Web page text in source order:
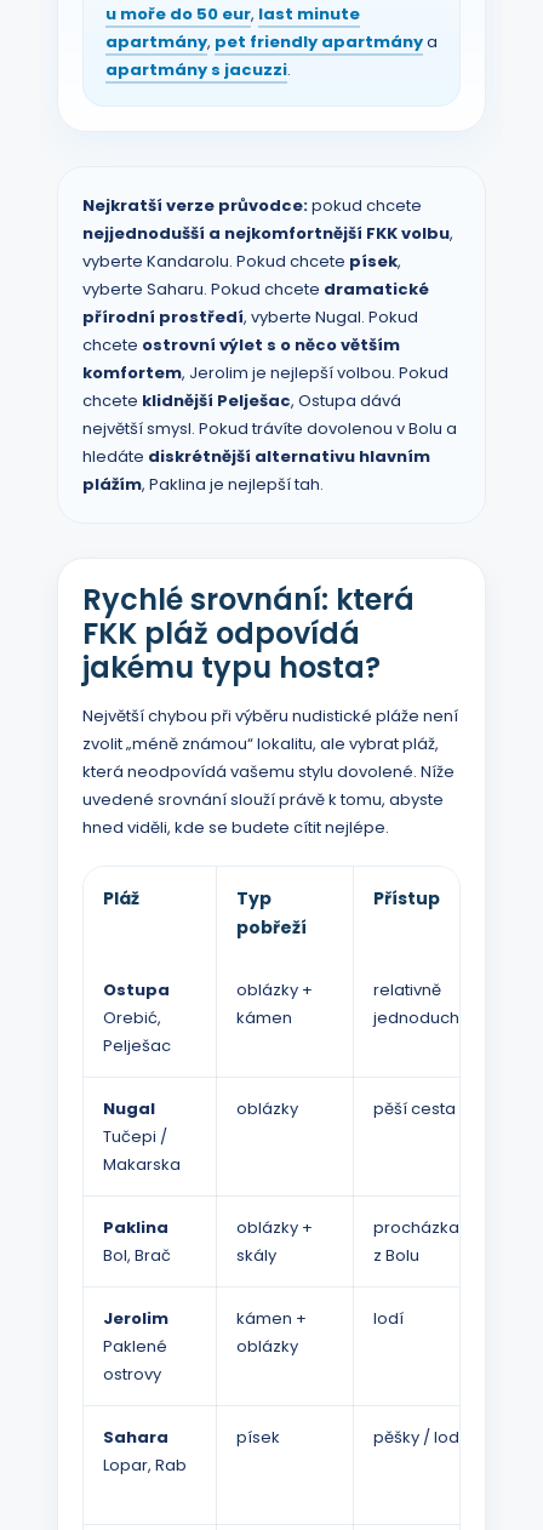
u moře do 50 eur, last minute
apartmány, pet friendly apartmánya
apartmány s jacuzzi.
Nejkratší verze průvodce:pokud chcete
nejjednodušší a nejkomfortnější FKK volbu,
vyberte Kandarolu. Pokud chcete písek,
vyberte Saharu. Pokud chcete dramatické
přírodní prostředí, vyberte Nugal. Pokud
chcete ostrovní výlet s o něco větším
komfortem, Jerolim je nejlepší volbou. Pokud
chcete klidnější Pelješac, Ostupa dává
největší smysl. Pokud trávíte dovolenou v Bolu a
hledáte diskrétnější alternativu hlavním
plážím, Paklina je nejlepší tah.
Rychlé srovnání: která
FKK pláž odpovídá
jakému typu hosta?
Největší chybou při výběru nudistické pláže není
zvolit „méně známou“ lokalitu, ale vybrat pláž,
která neodpovídá vašemu stylu dovolené. Níže
uvedené srovnání slouží právě k tomu, abyste
hned viděli, kde se budete cítit nejlépe.
Pláž
Typ
pobřeží
Přístup
Ostupa
Orebić,
Pelješac
oblázky +
kámen
relativně
jednoduchý
Nugal
Tučepi /
Makarska
oblázky pěší cesta
Paklina
Bol, Brač
oblázky +
skály
procházka
z Bolu
Jerolim
Paklené
ostrovy
kámen +
oblázky
lodí
Sahara
Lopar, Rab
písek pěšky / lodí